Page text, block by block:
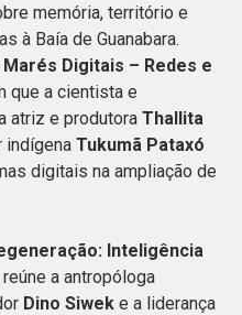
memória, território e
à Baía de Guanabara.
Marés Digitais – Redes e
que a cientista e
atriz e produtora Thallita
indígena Tukumã Pataxó
digitais na ampliação de
Inteligência
reúne a antropóloga
Dino Siwek e a liderança